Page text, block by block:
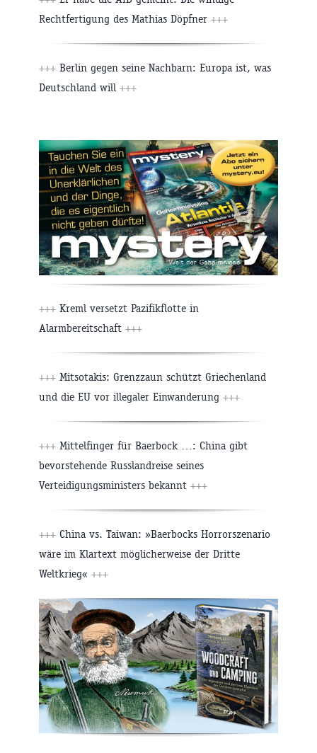
Rechtfertigung des Mathias Döpfner +++
+++ Berlin gegen seine Nachbarn: Europa ist, was
Deutschland will +++
+++ Kreml versetzt Pazifikflotte in
Alarmbereitschaft +++
+++ Mitsotakis: Grenzzaun schützt Griechenland
und die EU vor illegaler Einwanderung +++
+++ Mittelfinger für Baerbock …: China gibt
bevorstehende Russlandreise seines
Verteidigungsministers bekannt +++
+++ China vs. Taiwan: »Baerbocks Horrorszenario
wäre im Klartext möglicherweise der Dritte
Weltkrieg« +++